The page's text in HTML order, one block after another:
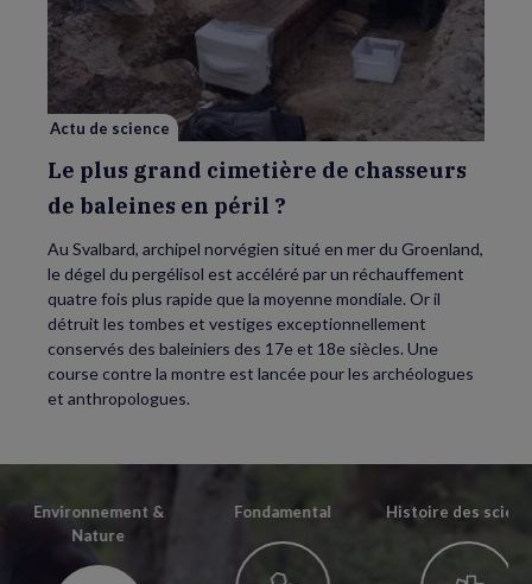
grand
cimetière
chasseurs
de
baleines
en
?
Actu de science
Le plus grand cimetière de chasseurs
de baleines en péril ?
Au Svalbard, archipel norvégien situé en mer du Groenland,
le dégel du pergélisol est accéléré par un réchauffement
quatre fois plus rapide que la moyenne mondiale. Or il
détruit les tombes et vestiges exceptionnellement
conservés des baleiniers des 17e et 18e siècles. Une
course contre la montre est lancée pour les archéologues
et anthropologues.
Environnement &
Nature
Fondamental Histoire des